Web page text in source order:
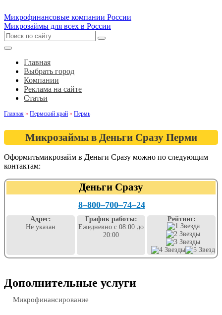
Микрофинансовые компании России
Микрозаймы для всех в России
Главная
Выбрать город
Компании
Реклама на сайте
Статьи
Главная » Пермский край » Пермь
Микрозаймы в Деньги Сразу Перми
Оформитьмикрозайм в Деньги Сразу можно по следующим
контактам:
Деньги Сразу
8‒800‒700‒74‒24
Адрес:
Не указан
График работы:
Ежедневно с 08:00 до
20:00
Рейтинг:
Дополнительные услуги
Микрофинансирование